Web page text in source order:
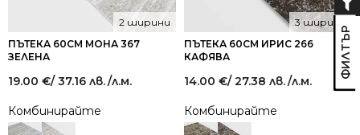
ПЪТЕКА 60СМ МОНА 367
ЗЕЛЕНА
2 ширини
19.00 €/ 37.16 лв./л.м.
Комбинирайте
ПЪТЕКА 60СМ ИРИС 266
КАФЯВА
3 ширини
14.00 €/ 27.38 лв./л.м.
Комбинирайте